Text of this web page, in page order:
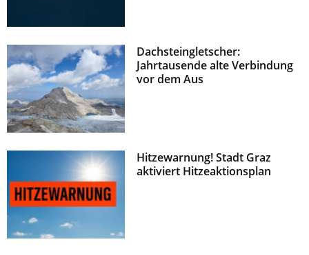
Dachsteingletscher:
Jahrtausende alte Verbindung
vor dem Aus
Hitzewarnung! Stadt Graz
aktiviert Hitzeaktionsplan